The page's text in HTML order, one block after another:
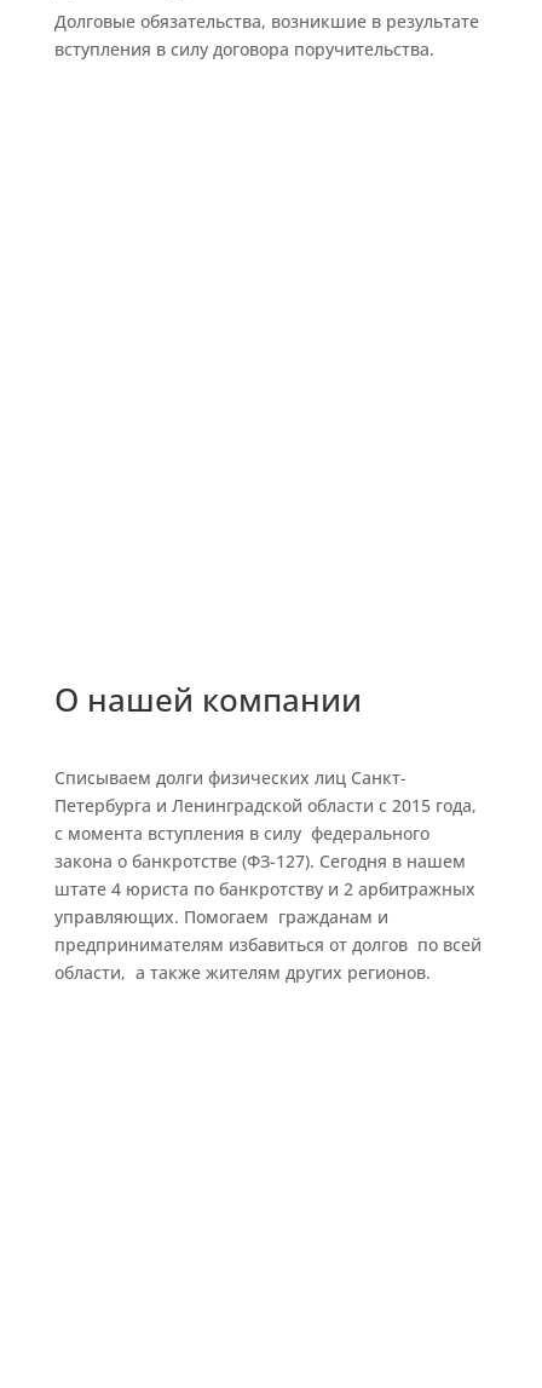
Долговые обязательства, возникшие в результате
вступления в силу договора поручительства.
О нашей компании
Списываем долги физических лиц Санкт-
Петербурга и Ленинградской области с 2015 года,
с момента вступления в силу федерального
закона о банкротстве (ФЗ-127). Сегодня в нашем
штате 4 юриста по банкротству и 2 арбитражных
управляющих. Помогаем гражданам и
предпринимателям избавиться от долгов по всей
области, а также жителям других регионов.